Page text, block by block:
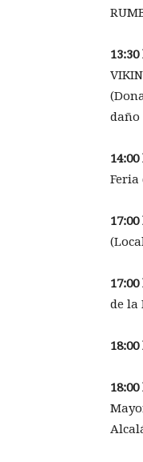
daño
14:00
Feria
17:00
de la
18:00
18:00